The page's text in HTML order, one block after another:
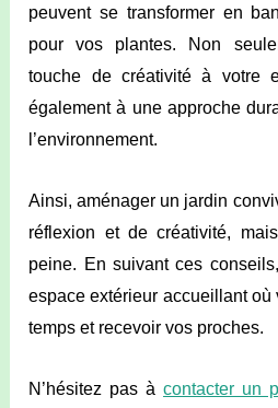
peuvent se transformer en
pour vos plantes. Non
touche de créativité à votre
également à une approche
l’environnement.
Ainsi, aménager un jardin
réflexion et de créativité,
peine. En suivant ces
espace extérieur accueillant où
temps et recevoir vos proches.
N’hésitez pas àcontacter un